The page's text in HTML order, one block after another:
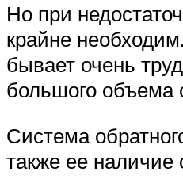
Но при
крайне
бывает очень
большого объема
Система
также ее наличие